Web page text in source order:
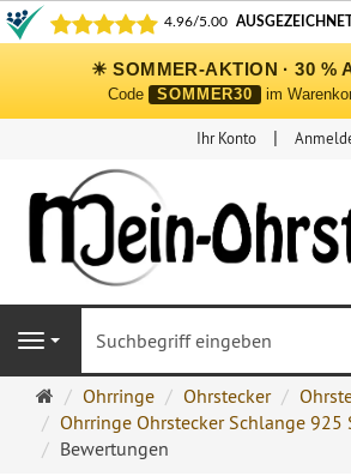
☀ SOMMER-AKTION · 30 %
Code SOMMER30 im
Ihr Konto
Navigation
Ohrringe
Ohrstecker
Onlineshop
Ohrringe Ohrstecker
Ohrringe Ohrstecker Schlange 925
Bewertungen